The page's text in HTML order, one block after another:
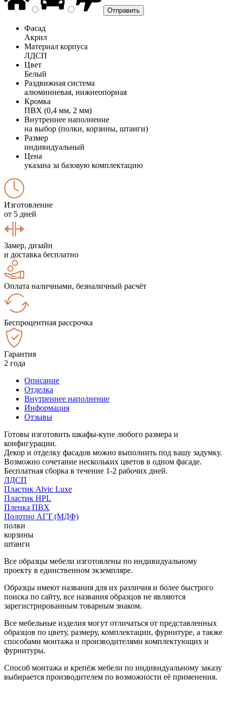
Фасад
Акрил
Материал корпуса
ЛДСП
Цвет
Белый
Раздвижная система
алюминиевая, нижнеопорная
Кромка
ПВХ (0,4 мм, 2 мм)
Внутреннее наполнение
на выбор (полки, корзины, штанги)
Размер
индивидуальный
Цена
указана за базовую комплектацию
Изготовление
от 5 дней
Замер, дизайн
и доставка бесплатно
Оплата наличными, безналичный расчёт
Беспроцентная рассрочка
Гарантия
2 года
Описание
Отделка
Внутреннее наполнение
Информация
Отзывы
Готовы изготовить шкафы-купе любого размера и
конфигурации.
Декор и отделку фасадов можно выполнить под вашу задумку.
Возможно сочетание нескольких цветов в одном фасаде.
Бесплатная сборка в течение 1-2 рабочих дней.
ЛДСП
Пластик Alvic Luxe
Пластик HPL
Пленка ПВХ
Полотно АГТ (МДФ)
полки
корзины
штанги
Все образцы мебели изготовлены по индивидуальному
проекту в единственном экземпляре.
Образцы имеют названия для их различия и более быстрого
поиска по сайту, все названия образцов не являются
зарегистрированным товарным знаком.
Все мебельные изделия могут отличаться от представленных
образцов по цвету, размеру, комплектации, фурнитуре, а также
способами монтажа и производителями комплектующих и
фурнитуры.
Способ монтажа и крепёж мебели по индивидуальному заказу
выбирается производителем по возможности её применения.